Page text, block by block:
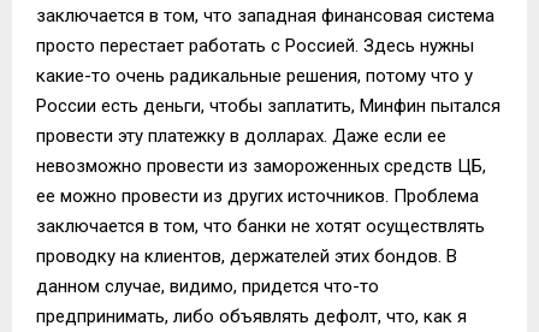
заключается в том, что западная финансовая система
просто перестает работать с Россией. Здесь нужны
какие-то очень радикальные решения, потому что у
России есть деньги, чтобы заплатить, Минфин пытался
провести эту платежку в долларах. Даже если ее
невозможно провести из замороженных средств ЦБ,
ее можно провести из других источников. Проблема
заключается в том, что банки не хотят осуществлять
проводку на клиентов, держателей этих бондов. В
данном случае, видимо, придется что-то
предпринимать, либо объявлять дефолт, что, как я